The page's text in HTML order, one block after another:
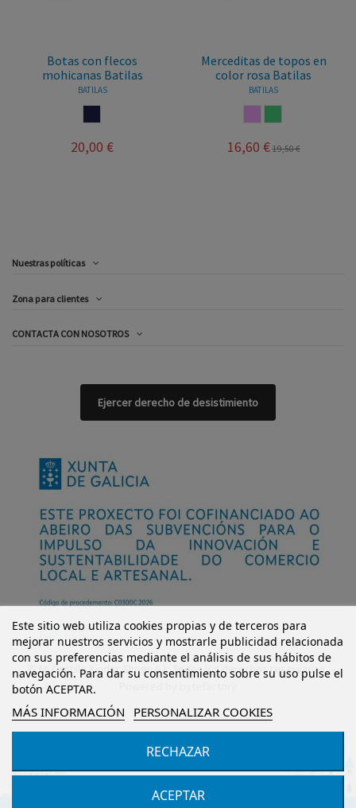
Botas con flecos
mohicanas Batilas
BATILAS
20,00 €
Merceditas de topos en
color rosa Batilas
BATILAS
16,60 € 19,50 €
Nuestras políticas
Zona para clientes
CONTACTA CON NOSOTROS
Este sitio web utiliza cookies propias y de terceros para
mejorar nuestros servicios y mostrarle publicidad relacionada
con sus preferencias mediante el análisis de sus hábitos de
navegación. Para dar su consentimiento sobre su uso pulse el
botón ACEPTAR.
MÁS INFORMACIÓN PERSONALIZAR COOKIES
RECHAZAR
ACEPTAR
Ejercer derecho de desistimiento
© Mi Castillo Kinder Shoes S.L. Todos los derechos reservados.